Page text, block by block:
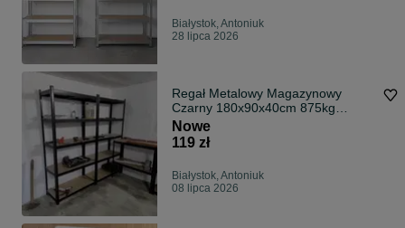
Białystok, Antoniuk
28 lipca 2026
Regał Metalowy Magazynowy
Czarny 180x90x40cm 875kg
Sklepowy Garażowy
Nowe
119 zł
Białystok, Antoniuk
08 lipca 2026